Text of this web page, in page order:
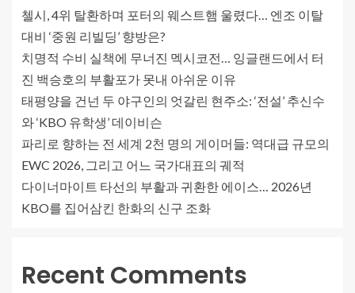
첼시, 4위 탈환하며 포터의 웨스트햄 울렸다… 엔조 이탈
대비 ‘중원 리빌딩’ 향방은?
치명적 수비 실책에 무너진 멕시코전… 잉글랜드에서 터
진 백승호의 부활포가 못내 아쉬운 이유
태평양을 건넌 두 야구인의 엇갈린 현주소: ‘전설’ 추신수
와 ‘KBO 유학생’ 데이비슨
파리로 향하는 전 세계 2천 명의 게이머들: 역대급 규모의
EWC 2026, 그리고 어느 국가대표의 궤적
다이너마이트 타선의 부활과 귀환한 에이스… 2026년
KBO를 집어삼킨 한화의 신구 조화
Recent Comments